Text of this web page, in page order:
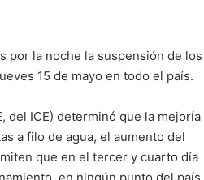
por la noche la suspensión de los
15 de mayo en todo el país.
del ICE) determinó que la mejoría
a filo de agua, el aumento del
que en el tercer y cuarto día